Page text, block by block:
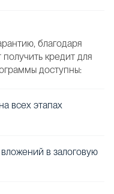
благодаря
кредит для
доступны:
всех этапах
в залоговую